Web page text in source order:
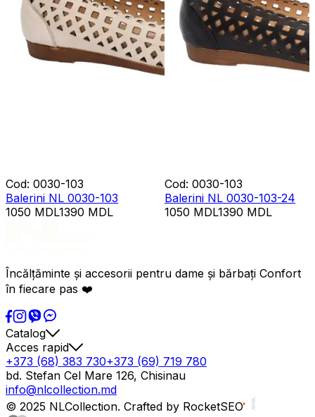
Cod: 0030-103
Balerini NL 0030-103
1050 MDL1390 MDL
Cod: 0030-103
Balerini NL 0030-103-24
1050 MDL1390 MDL
Încălțăminte și accesorii pentru dame și bărbați Confort
în fiecare pas ❤️
Catalog
Acces rapid
+373 (68) 383 730+373 (69) 719 780
bd. Stefan Cel Mare 126, Chisinau
info@nlcollection.md
© 2025 NLCollection. Crafted by RocketSEO